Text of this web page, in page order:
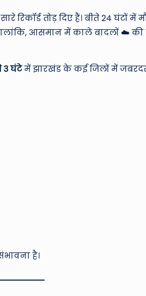
h
e
o
रिकॉर्ड तोड़ दिए हैं। बीते 24 घंटों में
आसमान में काले बादलों ☁️
3 घंटेमें झारखंड के कई जिलों में
है।